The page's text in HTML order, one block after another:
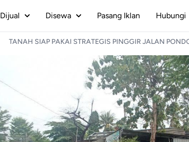
Dijual Disewa Pasang Iklan Hubungi
TANAH SIAP PAKAI STRATEGIS PINGGIR JALAN